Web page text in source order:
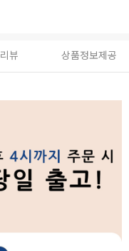
리뷰 상품정보제공